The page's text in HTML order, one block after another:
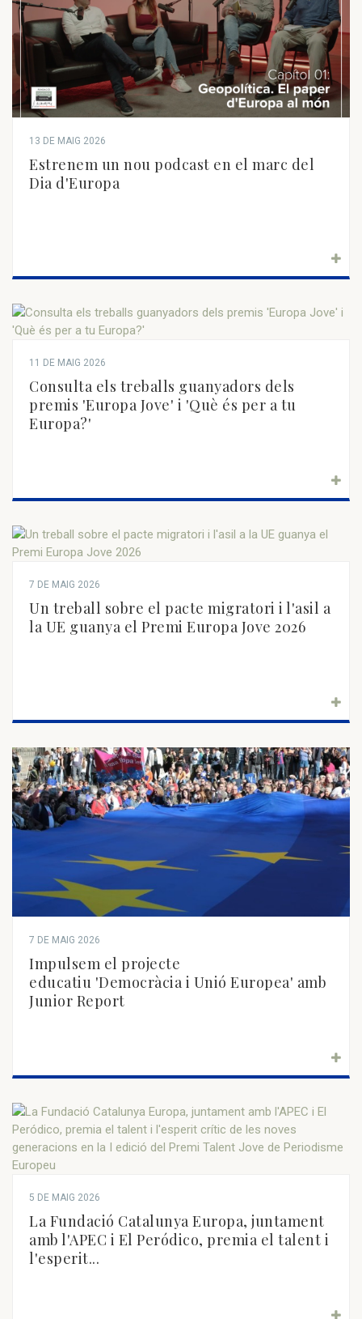
13 DE MAIG 2026
Estrenem un nou podcast en el marc del
Dia d'Europa
11 DE MAIG 2026
Consulta els treballs guanyadors dels
premis 'Europa Jove' i 'Què és per a tu
Europa?'
7 DE MAIG 2026
Un treball sobre el pacte migratori i l'asil a
la UE guanya el Premi Europa Jove 2026
7 DE MAIG 2026
Impulsem el projecte
educatiu 'Democràcia i Unió Europea' amb
Junior Report
5 DE MAIG 2026
La Fundació Catalunya Europa, juntament
amb l'APEC i El Peródico, premia el talent i
l'esperit...